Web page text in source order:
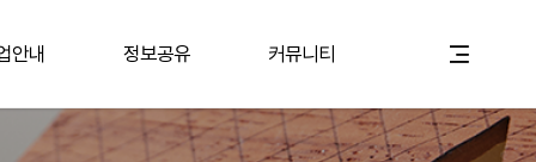
안내 정보공유 커뮤니티